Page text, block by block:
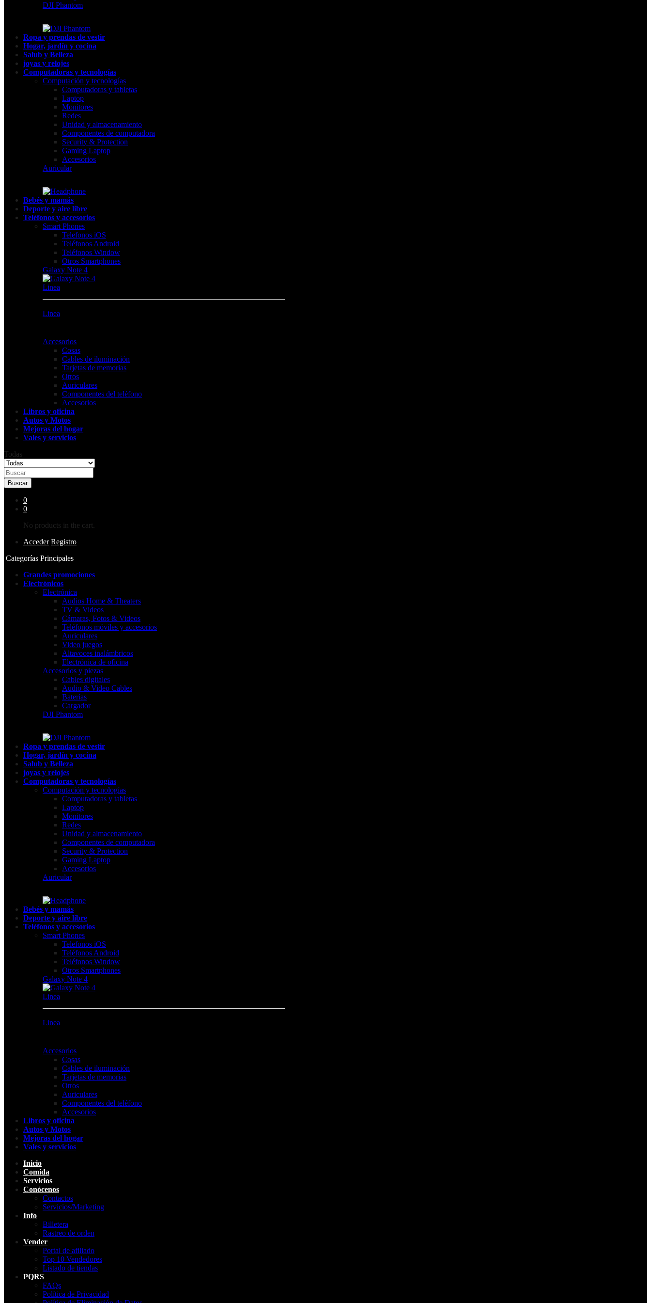
DJI Phantom
Ropa y prendas de vestir
Hogar, jardín y cocina
Salub y Belleza
joyas y relojes
Computadoras y tecnologías
Computación y tecnologías
Computadoras y tabletas
Laptop
Monitores
Redes
Unidad y almacenamiento
Componentes de computadora
Security & Protection
Gaming Laptop
Accesorios
Auricular
Bebés y mamás
Deporte y aire libre
Teléfonos y accesorios
Smart Phones
Telefonos iOS
Teléfonos Android
Teléfonos Window
Otros Smartphones
Galaxy Note 4
Linea
Linea
Accesorios
Cosas
Cables de iluminación
Tarjetas de memorias
Otros
Auriculares
Componentes del teléfono
Accesorios
Libros y oficina
Autos y Motos
Mejoras del hogar
Vales y servicios
Todas
Buscar
0
0
No products in the cart.
Acceder Registro
Categorías Principales
Grandes promociones
Electrónicos
Electrónica
Audios Home & Theaters
TV & Videos
Cámaras, Fotos & Videos
Teléfonos móviles y accesorios
Auriculares
Video juegos
Altavoces inalámbricos
Electrónica de oficina
Accesorios y piezas
Cables digitales
Audio & Video Cables
Baterías
Cargador
DJI Phantom
Ropa y prendas de vestir
Hogar, jardín y cocina
Salub y Belleza
joyas y relojes
Computadoras y tecnologías
Computación y tecnologías
Computadoras y tabletas
Laptop
Monitores
Redes
Unidad y almacenamiento
Componentes de computadora
Security & Protection
Gaming Laptop
Accesorios
Auricular
Bebés y mamás
Deporte y aire libre
Teléfonos y accesorios
Smart Phones
Telefonos iOS
Teléfonos Android
Teléfonos Window
Otros Smartphones
Galaxy Note 4
Linea
Linea
Accesorios
Cosas
Cables de iluminación
Tarjetas de memorias
Otros
Auriculares
Componentes del teléfono
Accesorios
Libros y oficina
Autos y Motos
Mejoras del hogar
Vales y servicios
Inicio
Comida
Servicios
Conócenos
Contactos
Servicios/Marketing
Info
Billetera
Rastreo de orden
Vender
Portal de afiliado
Top 10 Vendedores
Listado de tiendas
PQRS
FAQs
Política de Privacidad